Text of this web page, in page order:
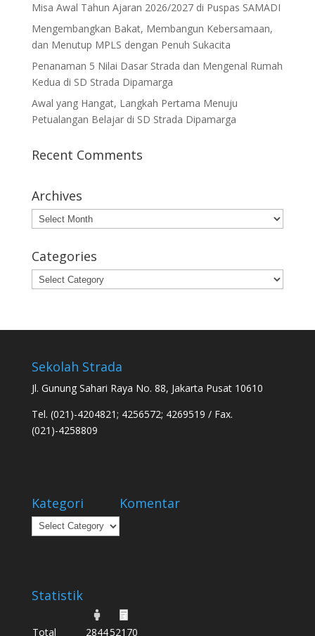
Misa Awal Tahun Ajaran 2026/2027 di Puspas SAMADI
Mengembangkan Bakat, Membangun Kebersamaan,
dan Menutup MPLS dengan Penuh Sukacita
Penanaman 5 Nilai Dasar Strada dan Mengenal Rumah
Kedua di SD Strada Dipamarga
Awal yang Hangat, Langkah Pertama Menuju
Petualangan Belajar di SD Strada Dipamarga
Recent Comments
Archives
Archives
Categories
Categories
Sekolah Strada
Jl. Gunung Sahari Raya No. 88, Jakarta Pusat 10610
Tel. (021)-4204821; 4256572; 4269519 / Fax.
(021)-4258809
Kategori
Kategori
Komentar
Statistik
Total 284452170